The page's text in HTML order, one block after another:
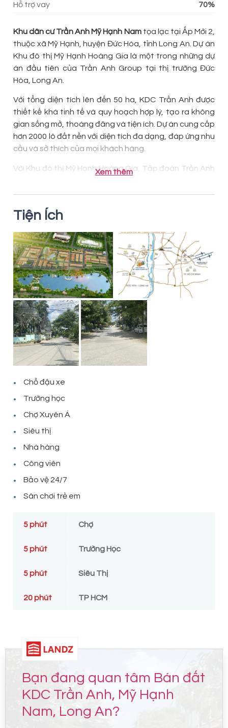
Hỗ trợ vay 70%
Khu dân cư Trần Anh Mỹ Hạnh Namtọa lạc tại Ấp Mới 2,
thuộc xã Mỹ Hạnh, huyện Đức Hòa, tỉnh Long An. Dự án
Khu đô thị Mỹ Hạnh Hoàng Gia là một trong những dự
án đầu tiên của Trần Anh Group tại thị trường Đức
Hòa, Long An.
Với tổng diện tích lên đến 50 ha, KDC Trần Anh được
thiết kế khá tinh tế và quy hoạch hợp lý, tạo ra không
gian sống mở, thoáng đãng và tiện ích. Dự án cung cấp
hơn 2000 lô đất nền với diện tích đa dạng, đáp ứng nhu
cầu và sở thích của mọi khách hàng.
Với Khu đô thị Mỹ Hạnh Hoàng Gia, Tập đoàn Trần Anh
Đức Hòa, Long An, mang lại không gian sống đẳng cấp
Xem thêm
Tiện Ích
Chỗ đậu xe
Trường học
Chợ Xuyên Á
Siêu thị
Nhà hàng
Công viên
Bảo vệ 24/7
Sân chơi trẻ em
5 phút Chợ
5 phút Trường Học
5 phút Siêu Thị
20 phút TP HCM
Bạn đang quan tâm Bán đất
KDC Trần Anh, Mỹ Hạnh
Nam, Long An?